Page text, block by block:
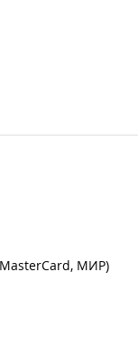
MasterCard, МИР)